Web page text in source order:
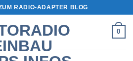
RADIO-ADAPTER BLOG
0